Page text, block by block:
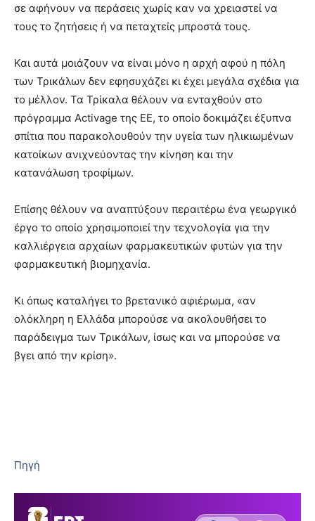
σε αφήνουν να περάσεις χωρίς καν να χρειαστεί να
τους το ζητήσεις ή να πεταχτείς μπροστά τους.
Και αυτά μοιάζουν να είναι μόνο η αρχή αφού η πόλη
των Τρικάλων δεν εφησυχάζει κι έχει μεγάλα σχέδια για
το μέλλον. Τα Τρίκαλα θέλουν να ενταχθούν στο
πρόγραμμα Activage της ΕΕ, το οποίο δοκιμάζει έξυπνα
σπίτια που παρακολουθούν την υγεία των ηλικιωμένων
κατοίκων ανιχνεύοντας την κίνηση και την
κατανάλωση τροφίμων.
Επίσης θέλουν να αναπτύξουν περαιτέρω ένα γεωργικό
έργο το οποίο χρησιμοποιεί την τεχνολογία για την
καλλιέργεια αρχαίων φαρμακευτικών φυτών για την
φαρμακευτική βιομηχανία.
Κι όπως καταλήγει το βρετανικό αφιέρωμα, «αν
ολόκληρη η Ελλάδα μπορούσε να ακολουθήσει το
παράδειγμα των Τρικάλων, ίσως και να μπορούσε να
βγει από την κρίση».
Πηγή